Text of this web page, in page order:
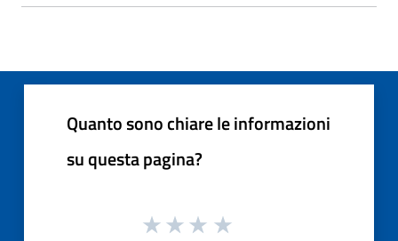
Quanto sono chiare le informazioni
su questa pagina?